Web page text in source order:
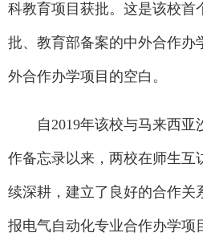
科教育项目获批。这是该校首
批、教育部备案的中外合作办
外合作办学项目的空白。
自2019年该校与马来西亚
作备忘录以来，两校在师生互
续深耕，建立了良好的合作关
报电气自动化专业合作办学项